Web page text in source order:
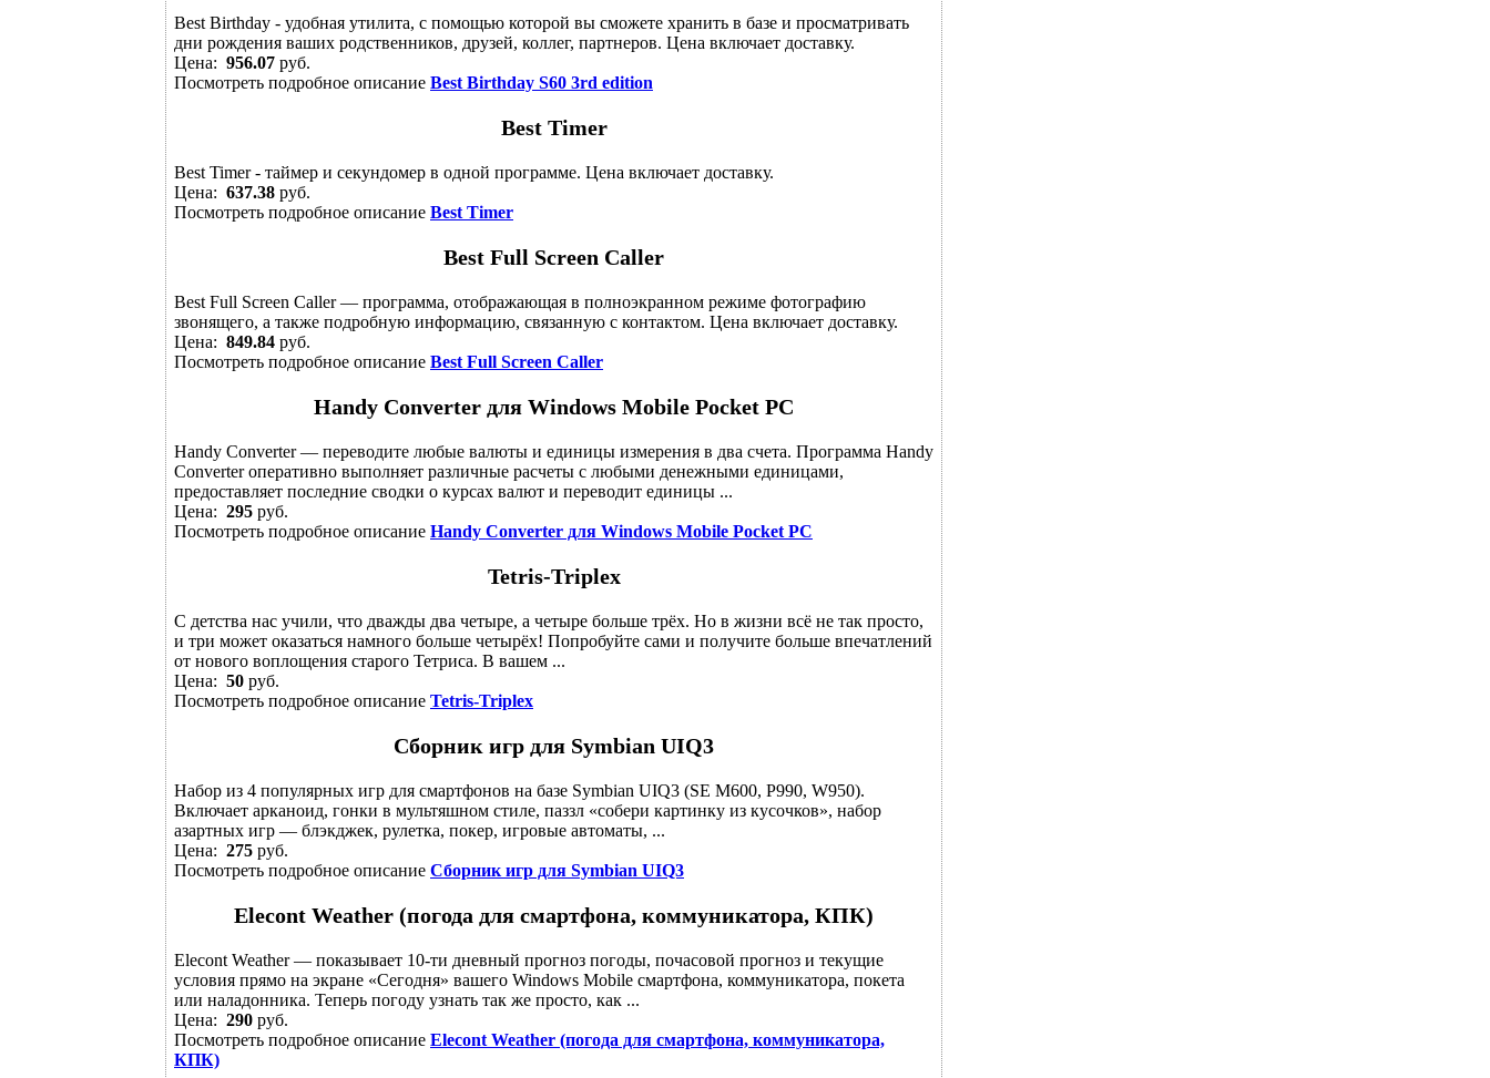
Best Birthday - удобная утилита, с помощью которой вы сможете хранить в базе и просматривать
дни рождения ваших родственников, друзей, коллег, партнеров. Цена включает доставку.
Цена: 956.07 руб.
Посмотреть подробное описание Best Birthday S60 3rd edition
Best Timer
Best Timer - таймер и секундомер в одной программе. Цена включает доставку.
Цена: 637.38 руб.
Посмотреть подробное описание Best Timer
Best Full Screen Caller
Best Full Screen Caller — программа, отображающая в полноэкранном режиме фотографию
звонящего, а также подробную информацию, связанную с контактом. Цена включает доставку.
Цена: 849.84 руб.
Посмотреть подробное описание Best Full Screen Caller
Handy Converter для Windows Mobile Pocket PC
Handy Converter — переводите любые валюты и единицы измерения в два счета. Программа Handy
Converter оперативно выполняет различные расчеты с любыми денежными единицами,
предоставляет последние сводки о курсах валют и переводит единицы ...
Цена: 295 руб.
Посмотреть подробное описание Handy Converter для Windows Mobile Pocket PC
Tetris-Triplex
С детства нас учили, что дважды два четыре, а четыре больше трёх. Но в жизни всё не так просто,
и три может оказаться намного больше четырёх! Попробуйте сами и получите больше впечатлений
от нового воплощения старого Тетриса. В вашем ...
Цена: 50 руб.
Посмотреть подробное описание Tetris-Triplex
Сборник игр для Symbian UIQ3
Набор из 4 популярных игр для смартфонов на базе Symbian UIQ3 (SE M600, P990, W950).
Включает арканоид, гонки в мультяшном стиле, паззл «собери картинку из кусочков», набор
азартных игр — блэкджек, рулетка, покер, игровые автоматы, ...
Цена: 275 руб.
Посмотреть подробное описание Сборник игр для Symbian UIQ3
Elecont Weather (погода для смартфона, коммуникатора, КПК)
Elecont Weather — показывает 10-ти дневный прогноз погоды, почасовой прогноз и текущие
условия прямо на экране «Сегодня» вашего Windows Mobile смартфона, коммуникатора, покета
или наладонника. Теперь погоду узнать так же просто, как ...
Цена: 290 руб.
Посмотреть подробное описание Elecont Weather (погода для смартфона, коммуникатора,
КПК)